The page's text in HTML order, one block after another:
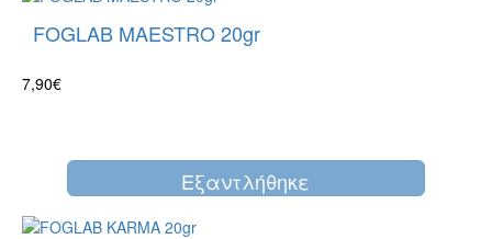
FOGLAB MAESTRO 20gr
7,90€
Eξαντλήθηκε